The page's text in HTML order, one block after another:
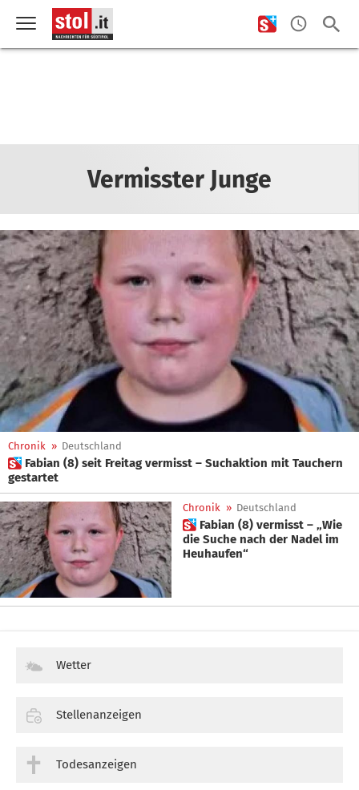
Vermisster Junge
Chronik » Deutschland
 Fabian (8) seit Freitag vermisst – Suchaktion mit Tauchern
gestartet
Chronik » Deutschland
 Fabian (8) vermisst – „Wie
die Suche nach der Nadel im
Heuhaufen“
Wetter
Stellenanzeigen
Todesanzeigen